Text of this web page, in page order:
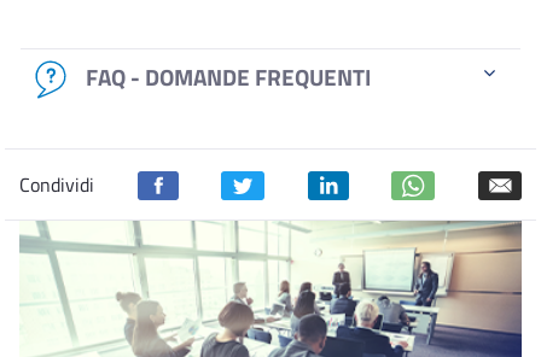
FAQ - DOMANDE FREQUENTI
Condividi